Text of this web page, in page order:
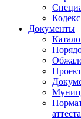
Документы